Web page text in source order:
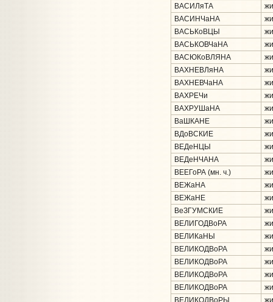
ВАСИЛяТА
ВАСИНЧаНА
ВАСЬКоВЦЫ
ВАСЬКОВЧаНА
ВАСЮКоВЛЯНА
ВАХНЕВЛяНА
ВАХНЕВЧаНА
ВАХРЕЧи
ВАХРУШаНА
ВаШКАНЕ
ВДоВСКИЕ
ВЕДеНЦЫ
ВЕДеНЧАНА
ВЕЕГоРА (мн. ч.)
ВЕЖаНА
ВЕЖаНЕ
ВеЗГУМСКИЕ
ВЕЛИГОДВоРА
ВЕЛИКаНЫ
ВЕЛИКОДВоРА
ВЕЛИКОДВоРА
ВЕЛИКОДВоРА
ВЕЛИКОДВоРА
ВЕЛИКОДВоРЫ